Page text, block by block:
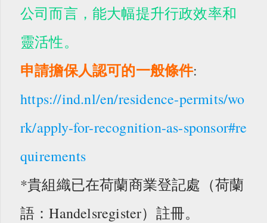
公司而言，能大幅提升行政效率和
靈活性。
申請擔保人認可的一般條件:
https://ind.nl/en/residence-permits/wo
rk/apply-for-recognition-as-sponsor#re
quirements
*貴組織已在荷蘭商業登記處（荷蘭
語：Handelsregister）註冊。